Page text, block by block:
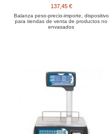
137,45 €
Balanza peso-precio-importe, dispositivo
para tiendas de venta de productos no
envasados